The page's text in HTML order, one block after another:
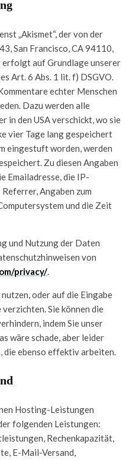
„Akismet“, der von der
San Francisco, CA 94110,
erfolgt auf Grundlage unserer
Art. 6 Abs. 1 lit. f) DSGVO.
echter Menschen
Dazu werden alle
in den USA verschickt, wo sie
vier Tage lang gespeichert
eingestuft worden, werden
Zu diesen Angaben
Emailadresse, die IP-
Angaben zum
und die Zeit
und Nutzung der Daten
von
privacy/.
oder auf die Eingabe
Sie können die
indem Sie unser
wäre schade, aber leider
die ebenso effektiv arbeiten.
Hosting-Leistungen
folgenden Leistungen:
Rechenkapazität,
E-Mail-Versand,